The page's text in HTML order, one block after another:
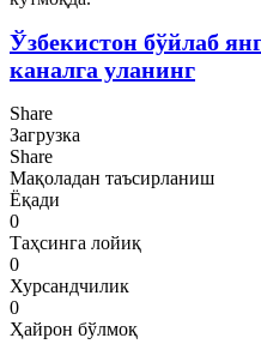
Ўзбекистон бўйлаб
каналга уланинг
Share
Загрузка
Share
Мақоладан таъсирланиш
Ёқади
0
Таҳсинга лойиқ
0
Хурсандчилик
0
Ҳайрон бўлмоқ